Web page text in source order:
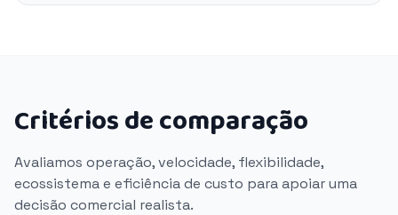
Critérios de comparação
Avaliamos operação, velocidade, flexibilidade,
ecossistema e eficiência de custo para apoiar uma
decisão comercial realista.